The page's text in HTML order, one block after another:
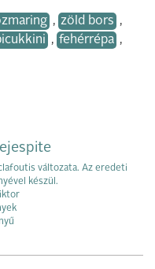
, zöld bors ,
, fehérrépa ,
változata. Az eredeti
készül.